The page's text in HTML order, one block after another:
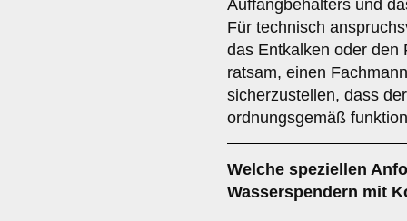
Auffangbehälters und
Für technisch
das Entkalken oder den
ratsam, einen
sicherzustellen, dass
ordnungsgemäß
Welche speziellen
Wasserspendern mit